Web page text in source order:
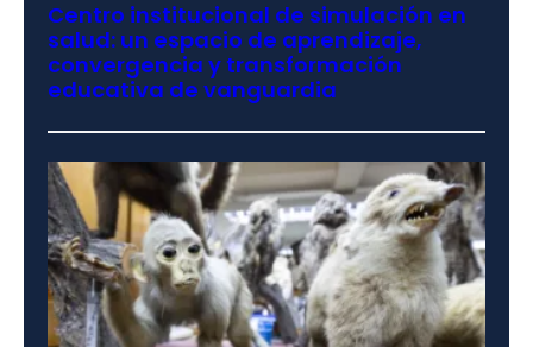
Centro institucional de simulación en
salud: un espacio de aprendizaje,
convergencia y transformación
educativa de vanguardia